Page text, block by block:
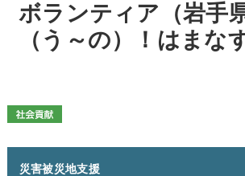
ボランティア（岩手
（う～の）！はまな
災害被災地支援